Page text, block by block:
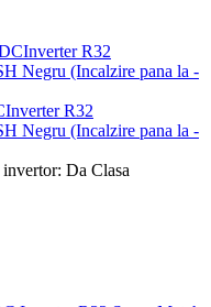
R32
Negru (Incalzire pana la -
Da Clasa